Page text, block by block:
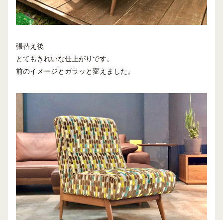
張替え後
とてもきれいな仕上がりです。
前のイメージとガラッと変えました。